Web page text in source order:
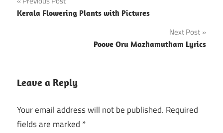
navigation
Kerala Flowering Plants with Pictures
Next Post
Poove Oru Mazhamutham Lyrics
Leave a Reply
Your email address will not be published. Required
fields are marked *